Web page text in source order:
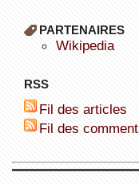
PARTENAIRES
wikipedia
RSS
Fil des articles
Fil des